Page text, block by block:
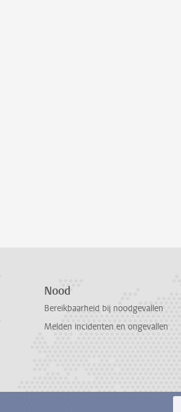
Nood
Bereikbaarheid bij noodgevallen
Melden incidenten en ongevallen